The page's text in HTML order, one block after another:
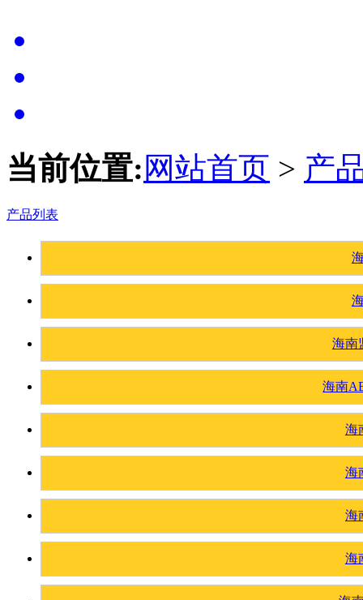
当前位置: 网站首页 > 产
产品列表
海南
海南
海
海
海
海